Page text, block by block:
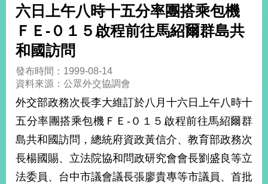
總
合
外
交
價
值
交
經
濟
不
六日上午八時十五分率團搭乘包機
ＦＥ-０１５啟程前往馬紹爾群島共
和國訪問
發布時間：1999-08-14
資料來源：公眾外交協調會
外交部政務次長李大維訂於八月十六日上午八時十
五分率團搭乘包機ＦＥ-０１５啟程前往馬紹爾群
島共和國訪問，總統府資政黃信介、教育部政務次
長楊國賜、立法院協和問政研究會會長劉盛良等立
法委員、台中市議會議長張廖貴專等市議員、首批